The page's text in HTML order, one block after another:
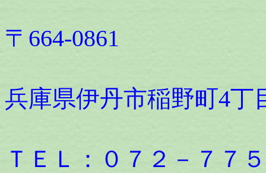
〒664-0861
兵庫県伊丹市稲野町4丁
ＴＥＬ：０７２－７７